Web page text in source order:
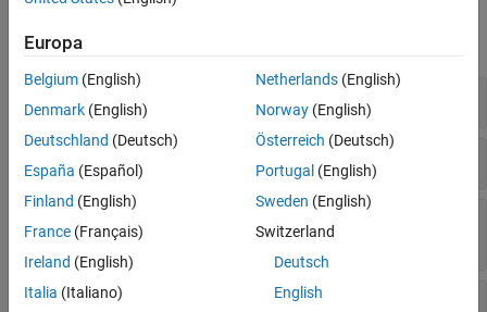
expandir todo
almacén de datos
Combinar o transformar almacenes de datos
Europa
Belgium (English)
Denmark (English)
Deutschland (Deutsch)
España (Español)
Finland (English)
France (Français)
Ireland (English)
Italia (Italiano)
Netherlands(English)
Norway(English)
Österreich (Deutsch)
Portugal (English)
Sweden (English)
Switzerland
Deutsch
English